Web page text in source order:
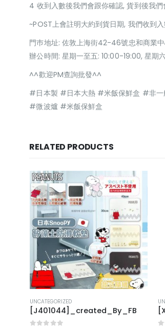
4 收到入數後我們會跟你確認, 貨到後我
~POST上會註明大約到貨日期, 我們收到
門巿地址: 佐敦上海街42-46號忠和商業
辦公時間: 星期一至五: 10:00-19:00, 星期
^^歡迎PM查詢批發^^
#日本製 #日本大熱 #米飯保鮮盒 #非一
#微波爐 #米飯保鮮盒
RELATED PRODUCTS
UNCATEGORIZED
[J401044]_created_By_FB